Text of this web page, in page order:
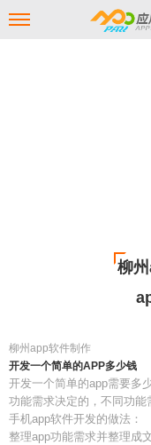
柳
柳州app软件制作
开发一个简单的APP多少钱
开发一个简单的app需要多
功能需求决定的，不同功能
手机app软件开发的做法：
整理app功能需求并整理成